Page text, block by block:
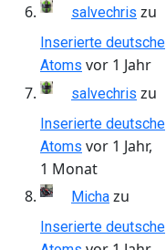
salvechris zu
Inserierte deutsche
Atoms vor 1 Jahr
salvechris zu
Inserierte deutsche
Atoms vor 1 Jahr,
1 Monat
Micha zu
Inserierte deutsche